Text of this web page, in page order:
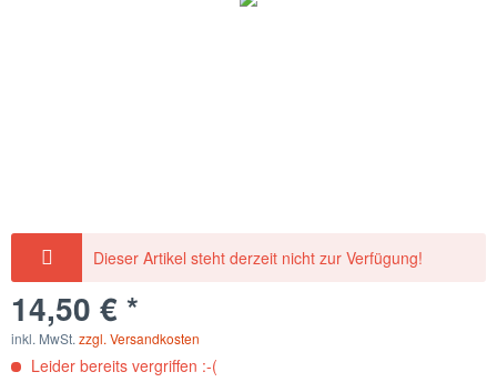
Dieser Artikel steht derzeit nicht zur Verfügung!
14,50 € *
inkl. MwSt. zzgl. Versandkosten
Leider bereits vergriffen :-(